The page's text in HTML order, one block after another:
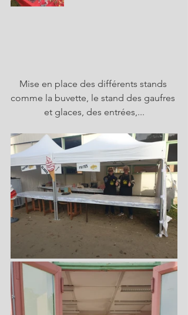
Mise en place des différents stands
comme la buvette, le stand des gaufres
et glaces, des entrées,...